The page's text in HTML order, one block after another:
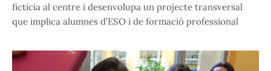
fictícia al centre i desenvolupa un projecte transversal
que implica alumnes d’ESO i de formació professional